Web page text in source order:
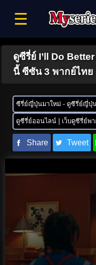
☰
ดูซีรี่ย์ I’ll Do
นี้ ซีซัน 3 พากย์ไทย
ซีรี่ย์ญี่ปุ่นมาใหม่ - ดูซีรี่ย์ญี่ปุ่น
ดูซีรี่ย์ออนไลน์ | เว็บดูซีรี่ย์พ
Share Tweet